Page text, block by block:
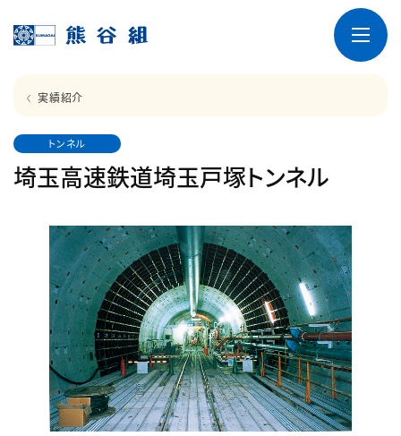
実績紹介
トンネル
埼玉高速鉄道埼玉戸塚トンネル